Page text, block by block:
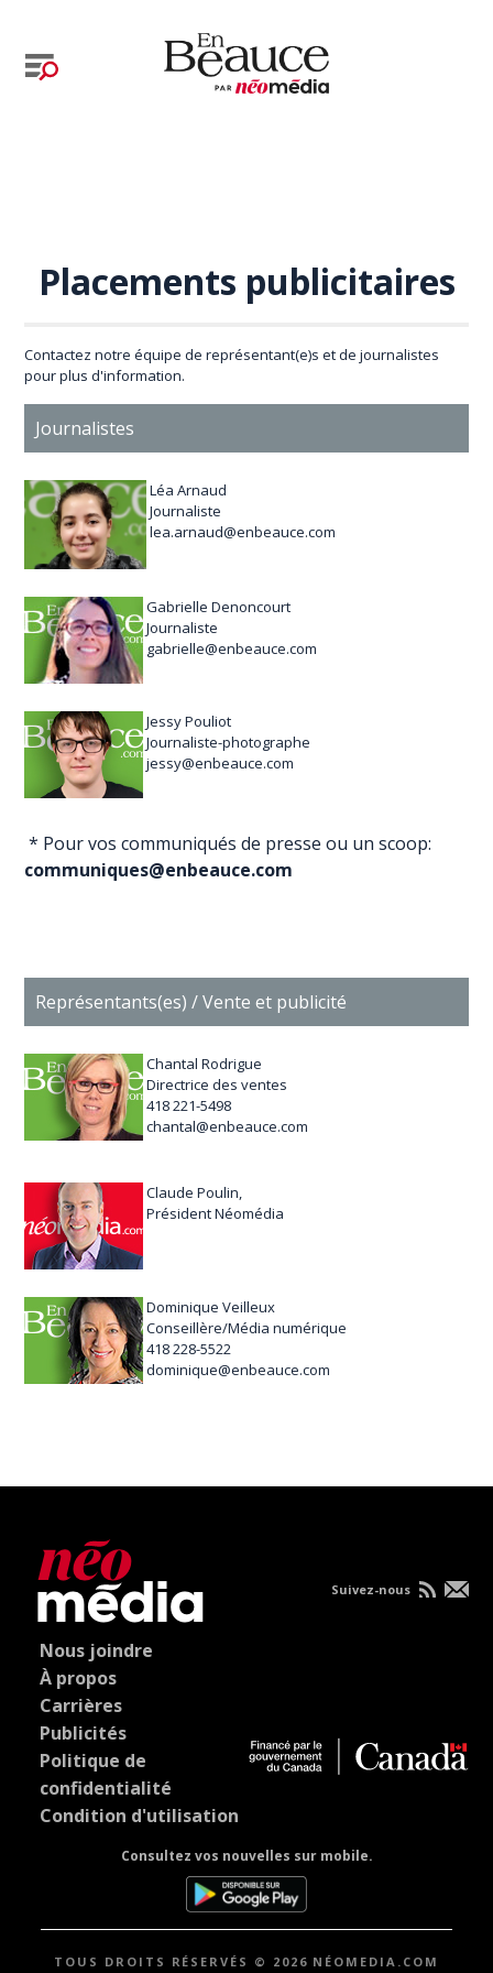
Placements publicitaires
Contactez notre équipe de représentant(e)s et de journalistes
pour plus d'information.
Journalistes
Léa Arnaud
Journaliste
lea.arnaud@enbeauce.com
Gabrielle Denoncourt
Journaliste
gabrielle@enbeauce.com
Jessy Pouliot
Journaliste-photographe
jessy@enbeauce.com
* Pour vos communiqués de presse ou un scoop:
communiques@enbeauce.com
Représentants(es) / Vente et publicité
Chantal Rodrigue
Directrice des ventes
418 221-5498
chantal@enbeauce.com
Claude Poulin,
Président Néomédia
Dominique Veilleux
Conseillère/Média numérique
418 228-5522
dominique@enbeauce.com
Nous joindre
À propos
Carrières
Publicités
Politique de
confidentialité
Condition d'utilisation
Consultez vos nouvelles sur mobile.
Suivez-nous
TOUS DROITS RÉSERVÉS © 2026 NÉOMEDIA.COM